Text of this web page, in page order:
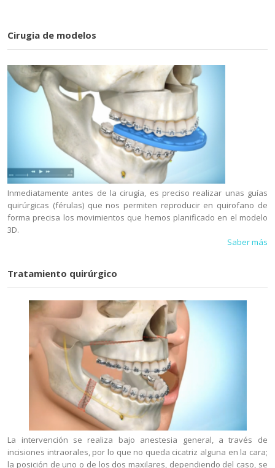
Cirugia de modelos
Inmediatamente antes de la cirugía, es preciso realizar unas guías
quirúrgicas (férulas) que nos permiten reproducir en quirofano de
forma precisa los movimientos que hemos planificado en el modelo
3D.
Saber más
Tratamiento quirúrgico
La intervención se realiza bajo anestesia general, a través de
incisiones intraorales, por lo que no queda cicatriz alguna en la cara;
la posición de uno o de los dos maxilares, dependiendo del caso, se